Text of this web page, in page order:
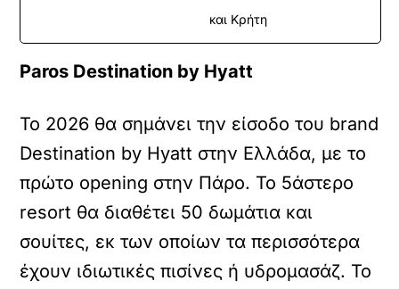
και Κρήτη
Paros Destination by Hyatt
Το 2026 θα σημάνει την είσοδο του brand
Destination by Hyatt στην Ελλάδα, με το
πρώτο opening στην Πάρο. Το 5άστερο
resort θα διαθέτει 50 δωμάτια και
σουίτες, εκ των οποίων τα περισσότερα
έχουν ιδιωτικές πισίνες ή υδρομασάζ. Το